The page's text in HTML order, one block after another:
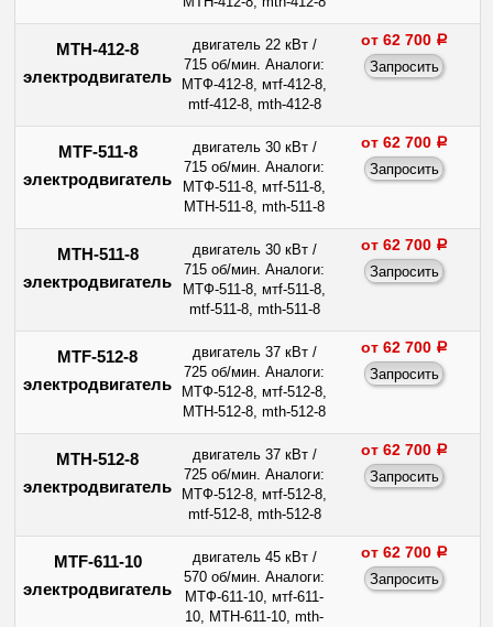
МТН-412-8
электродвигатель
двигатель 22 кВт /
715 об/мин. Аналоги:
МТФ-412-8, мтf-412-8,
mtf-412-8, mth-412-8
от 62 700 a
MTF-511-8
электродвигатель
двигатель 30 кВт /
715 об/мин. Аналоги:
МТФ-511-8, мтf-511-8,
МТН-511-8, mth-511-8
от 62 700 a
МТН-511-8
электродвигатель
двигатель 30 кВт /
715 об/мин. Аналоги:
МТФ-511-8, мтf-511-8,
mtf-511-8, mth-511-8
от 62 700 a
MTF-512-8
электродвигатель
двигатель 37 кВт /
725 об/мин. Аналоги:
МТФ-512-8, мтf-512-8,
МТН-512-8, mth-512-8
от 62 700 a
МТН-512-8
электродвигатель
двигатель 37 кВт /
725 об/мин. Аналоги:
МТФ-512-8, мтf-512-8,
mtf-512-8, mth-512-8
от 62 700 a
MTF-611-10
электродвигатель
двигатель 45 кВт /
570 об/мин. Аналоги:
МТФ-611-10, мтf-611-
10, МТН-611-10, mth-
от 62 700 a